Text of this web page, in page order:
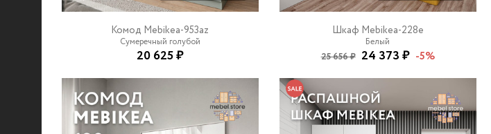
Комод Mebikea-953az
Сумеречный голубой
20 625 ₽
Шкаф Mebikea-228e
Белый
25 656 ₽ 24 373 ₽ -5%